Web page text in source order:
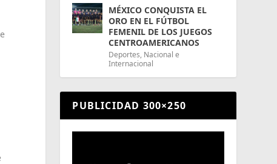
MÉXICO CONQUISTA EL
ORO EN EL FÚTBOL
FEMENIL DE LOS JUEGOS
CENTROAMERICANOS
Deportes, Nacional e
Internacional
PUBLICIDAD 300×250